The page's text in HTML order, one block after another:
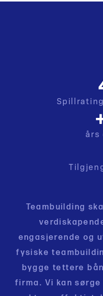
års
Teambuilding
engasjerende og
fysiske
bygge tettere
firma. Vi kan